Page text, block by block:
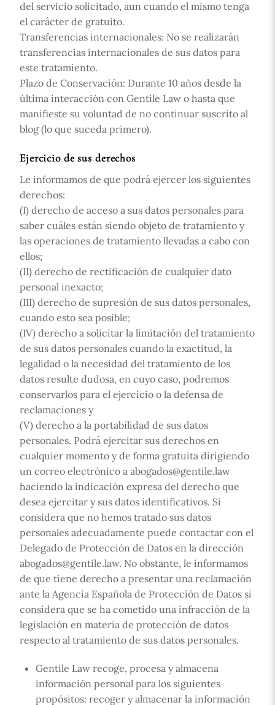
del servicio solicitado, aun cuando el mismo tenga
el carácter de gratuito.
Transferencias internacionales: No se realizarán
transferencias internacionales de sus datos para
este tratamiento.
Plazo de Conservación: Durante 10 años desde la
última interacción con Gentile Law o hasta que
manifieste su voluntad de no continuar suscrito al
blog (lo que suceda primero).
Ejercicio de sus derechos
Le informamos de que podrá ejercer los siguientes
derechos:
(I) derecho de acceso a sus datos personales para
saber cuáles están siendo objeto de tratamiento y
las operaciones de tratamiento llevadas a cabo con
ellos;
(II) derecho de rectificación de cualquier dato
personal inexacto;
(III) derecho de supresión de sus datos personales,
cuando esto sea posible;
(IV) derecho a solicitar la limitación del tratamiento
de sus datos personales cuando la exactitud, la
legalidad o la necesidad del tratamiento de los
datos resulte dudosa, en cuyo caso, podremos
conservarlos para el ejercicio o la defensa de
reclamaciones y
(V) derecho a la portabilidad de sus datos
personales. Podrá ejercitar sus derechos en
cualquier momento y de forma gratuita dirigiendo
un correo electrónico a abogados@gentile.law
haciendo la indicación expresa del derecho que
desea ejercitar y sus datos identificativos. Si
considera que no hemos tratado sus datos
personales adecuadamente puede contactar con el
Delegado de Protección de Datos en la dirección
abogados@gentile.law. No obstante, le informamos
de que tiene derecho a presentar una reclamación
ante la Agencia Española de Protección de Datos si
considera que se ha cometido una infracción de la
legislación en materia de protección de datos
respecto al tratamiento de sus datos personales.
Gentile Law recoge, procesa y almacena
información personal para los siguientes
propósitos: recoger y almacenar la información